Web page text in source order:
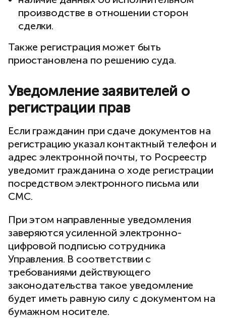
производстве в отношении сторон
сделки.
Также регистрация может быть
приостановлена по решению суда.
Уведомление заявителей о
регистрации прав
Если гражданин при сдаче документов на
регистрацию указал контактный телефон и
адрес электронной почты, то Росреестр
уведомит гражданина о ходе регистрации
посредством электронного письма или
СМС.
При этом направленные уведомления
заверяются усиленной электронно-
цифровой подписью сотрудника
Управления. В соответствии с
требованиями действующего
законодательства такое уведомление
будет иметь равную силу с документом на
бумажном носителе.